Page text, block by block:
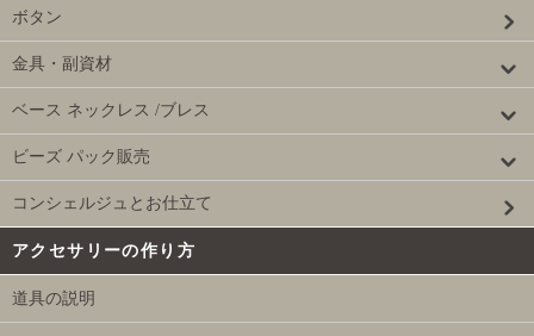
ボタン
金具・副資材
ベース ネックレス /ブレス
ビーズ パック販売
コンシェルジュとお仕立て
アクセサリーの作り方
道具の説明